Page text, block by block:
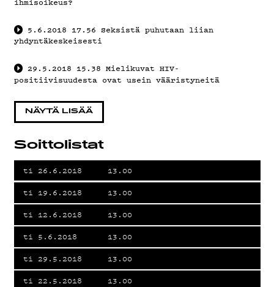
G
LIVELAB
5.6.2018 17.56 Seksistä puhutaan liian
yhdyntäkeskeisesti
29.5.2018 15.38 Mielikuvat HIV-
positiivisuudesta ovat usein vääristyneitä
NÄYTÄ LISÄÄ
Soittolistat
ti 26.6.2018 13.00
ti 19.6.2018 13.00
ti 12.6.2018 13.00
ti 5.6.2018 13.00
ti 29.5.2018 13.00
ti 22.5.2018 13.00